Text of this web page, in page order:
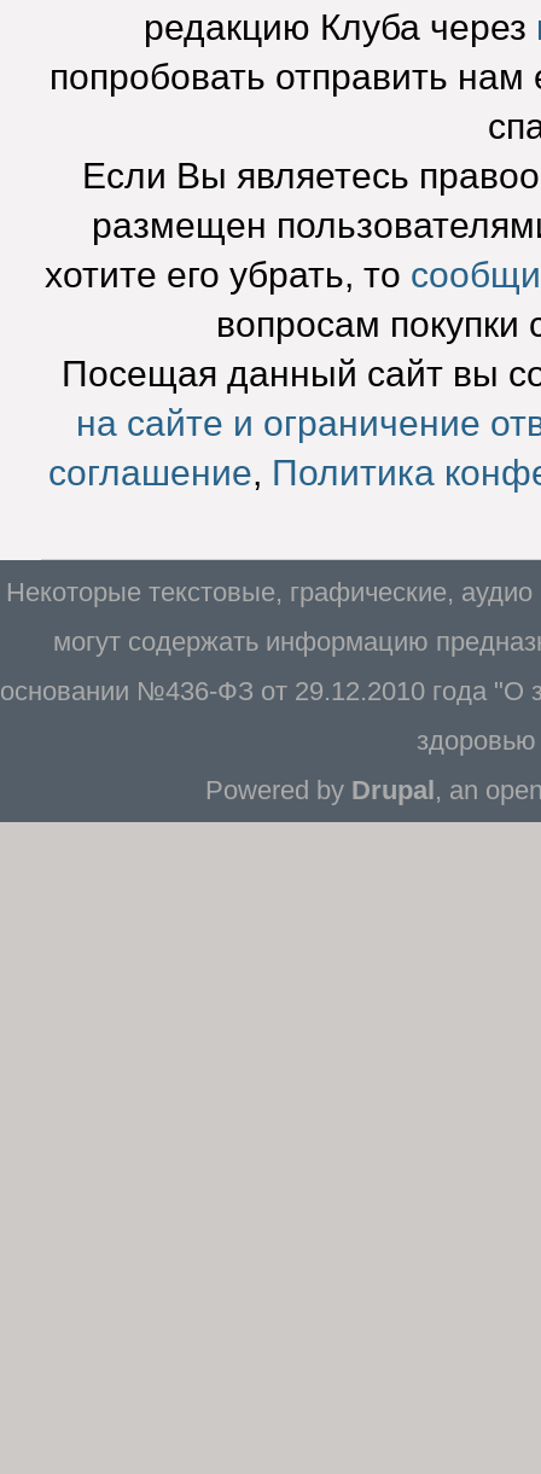
редакцию Клуба через
попробовать отправить нам
Если Вы являетесь
размещен
хотите его убрать, то
вопросам покупки
Посещая данный сайт вы
на сайте и ограничение
соглашение, Политика
Некоторые текстовые, графические,
могут содержать информацию
основании №436-ФЗ от 29.12.2010 года "О
Powered by Drupal, an